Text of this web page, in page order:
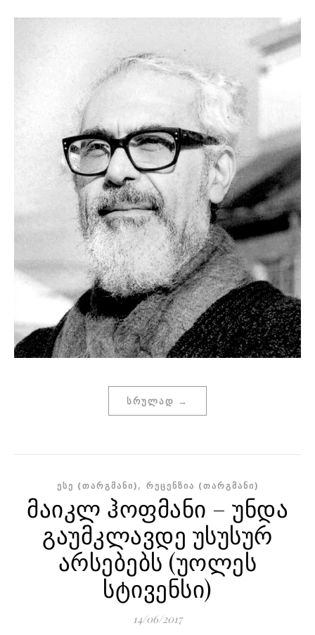
ᲡᲠᲣᲚᲐᲓ →
ᲔᲡᲔ (ᲗᲐᲠᲒᲛᲐᲜᲘ), ᲠᲔᲪᲔᲜᲖᲘᲐ (ᲗᲐᲠᲒᲛᲐᲜᲘ)
მაიკლ ჰოფმანი – უნდა
გაუმკლავდე უსუსურ
არსებებს (უოლეს
სტივენსი)
14/06/2017